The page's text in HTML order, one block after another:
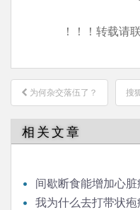
！！！转载请
文
章
导
航
为何杂交落伍了？ 搜
相关文章
间歇断食能增加心脏
我为什么去打带状疱